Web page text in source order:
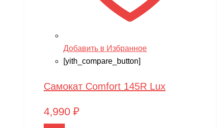
Добавить в Избранное
[yith_compare_button]
Самокат Comfort 145R Lux
4,990 ₽